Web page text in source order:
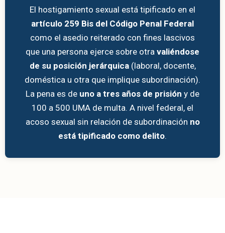
El hostigamiento sexual está tipificado en el
artículo 259 Bis del Código Penal Federal
como el asedio reiterado con fines lascivos
que una persona ejerce sobre otra valiéndose
de su posición jerárquica(laboral, docente,
doméstica u otra que implique subordinación).
La pena es de uno a tres años de prisión y de
100 a 500 UMA de multa. A nivel federal, el
acoso sexual sin relación de subordinación no
está tipificado como delito.